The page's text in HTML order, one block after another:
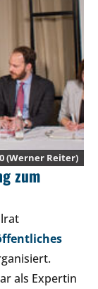
(Werner Reiter)
zum
als Expertin